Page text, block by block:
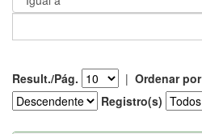
Result./Pág. | Ordenar por
Registro(s)